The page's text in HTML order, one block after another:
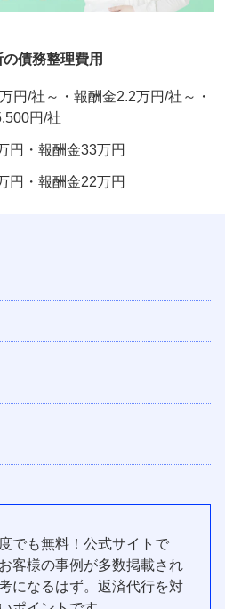
債務整理費用
円/社～・報酬金2.2万円/社～・
円/社
円・報酬金33万円
円・報酬金22万円
でも無料！公式サイトで
客様の事例が多数掲載され
になるはず。返済代行を対